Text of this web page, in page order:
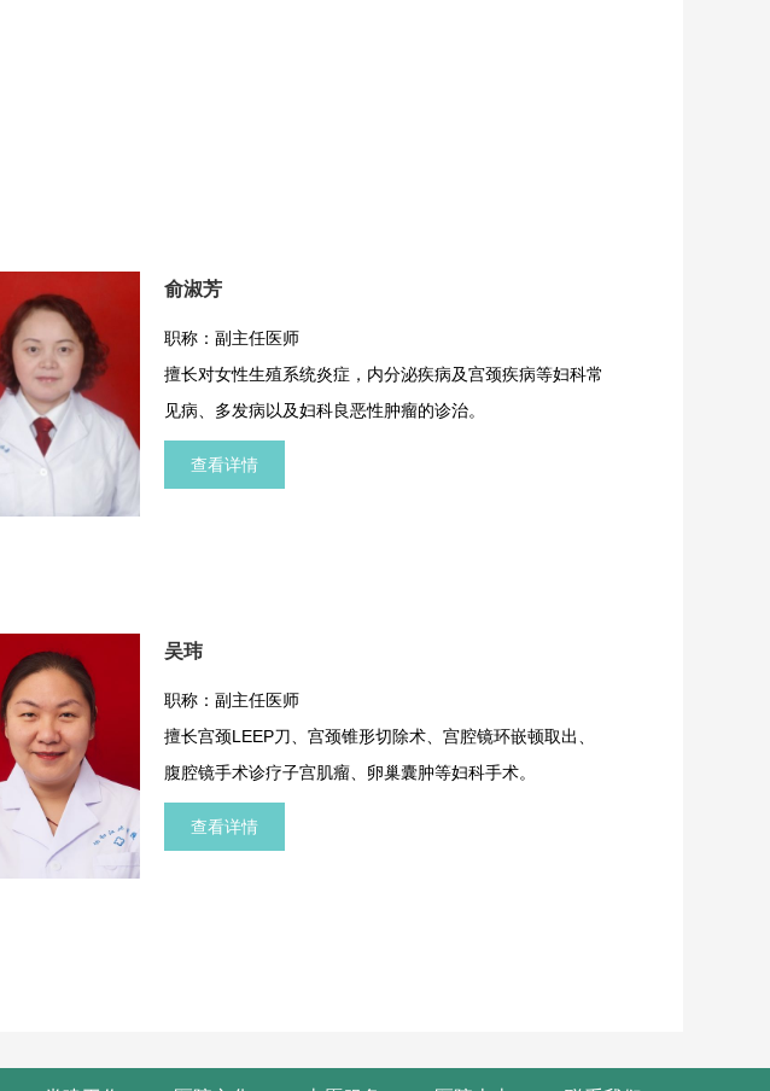
俞淑芳
职称：副主任医师
擅长对女性生殖系统炎症，内分泌疾病及宫颈疾病等妇科常
见病、多发病以及妇科良恶性肿瘤的诊治。
查看详情
吴玮
职称：副主任医师
擅长宫颈LEEP刀、宫颈锥形切除术、宫腔镜环嵌顿取出、
腹腔镜手术诊疗子宫肌瘤、卵巢囊肿等妇科手术。
查看详情